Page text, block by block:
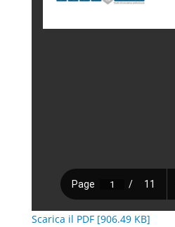
Scarica il PDF [906.49 KB]